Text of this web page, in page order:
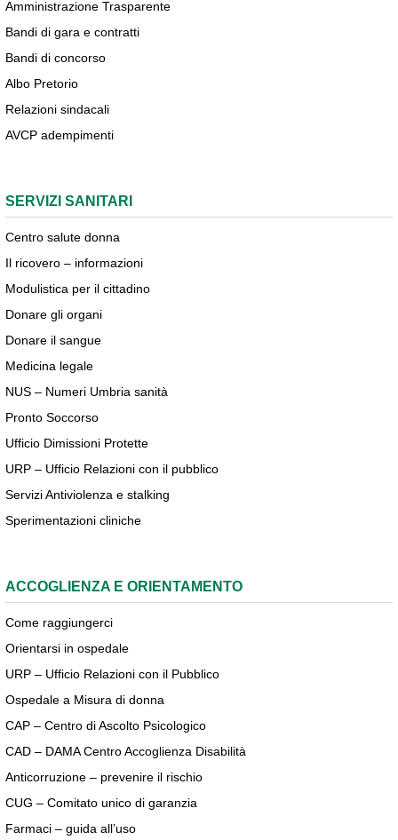
Amministrazione Trasparente
Bandi di gara e contratti
Bandi di concorso
Albo Pretorio
Relazioni sindacali
AVCP adempimenti
SERVIZI SANITARI
Centro salute donna
Il ricovero – informazioni
Modulistica per il cittadino
Donare gli organi
Donare il sangue
Medicina legale
NUS – Numeri Umbria sanità
Pronto Soccorso
Ufficio Dimissioni Protette
URP – Ufficio Relazioni con il pubblico
Servizi Antiviolenza e stalking
Sperimentazioni cliniche
ACCOGLIENZA E ORIENTAMENTO
Come raggiungerci
Orientarsi in ospedale
URP – Ufficio Relazioni con il Pubblico
Ospedale a Misura di donna
CAP – Centro di Ascolto Psicologico
CAD – DAMA Centro Accoglienza Disabilità
Anticorruzione – prevenire il rischio
CUG – Comitato unico di garanzia
Farmaci – guida all’uso